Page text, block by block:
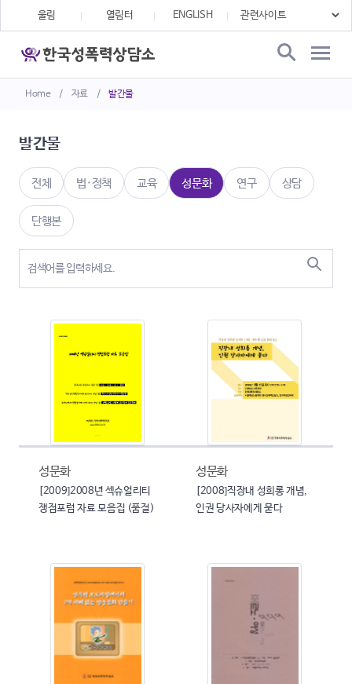
Home / 자료 / 발간물
울림 열림터 ENGLISH
발간물
전체 법·정책 교육 성문화 연구 상담
단행본
성문화
[2009]2008년 섹슈얼리티
쟁점포럼 자료 모음집 (품절)
성문화
[2008]직장내 성희롱 개념,
인권 당사자에게 묻다